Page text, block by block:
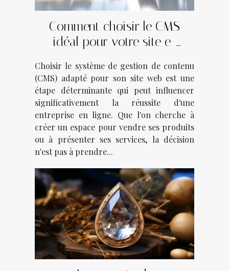
Comment choisir le CMS
idéal pour votre site e-
Choisir le système de gestion de contenu
(CMS) adapté pour son site web est une
étape déterminante qui peut influencer
significativement la réussite d'une
entreprise en ligne. Que l'on cherche à
créer un espace pour vendre ses produits
ou à présenter ses services, la décision
n'est pas à prendre...